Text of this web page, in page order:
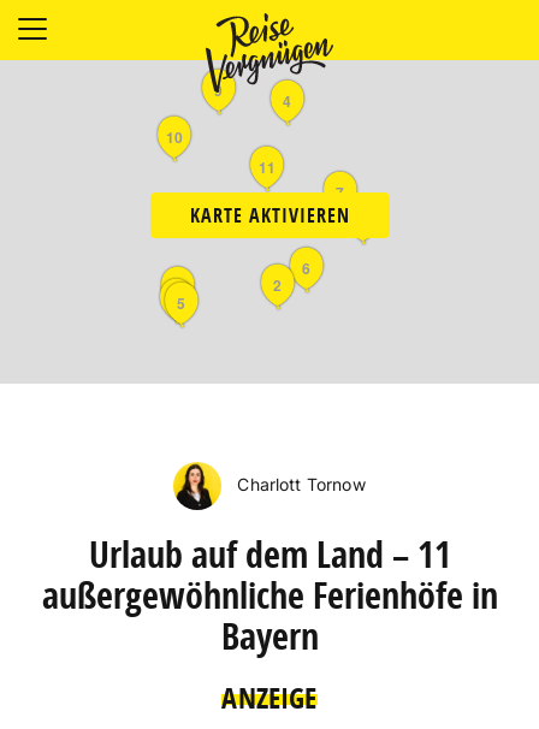
LÄNDER
KARTE AKTIVIEREN
1 2
4
5
8
7
10
9
11
6
Charlott Tornow
Urlaub auf dem Land – 11
außergewöhnliche Ferienhöfe in
Bayern
ANZEIGE